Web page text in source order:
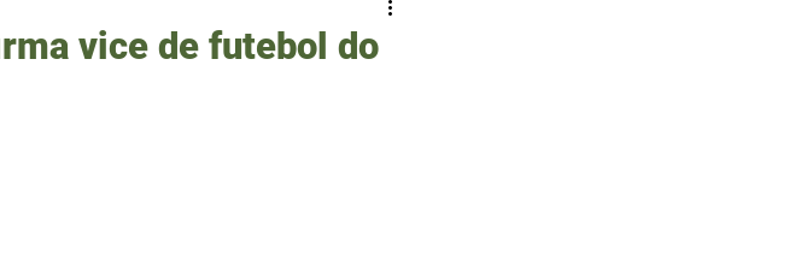
vice de futebol do